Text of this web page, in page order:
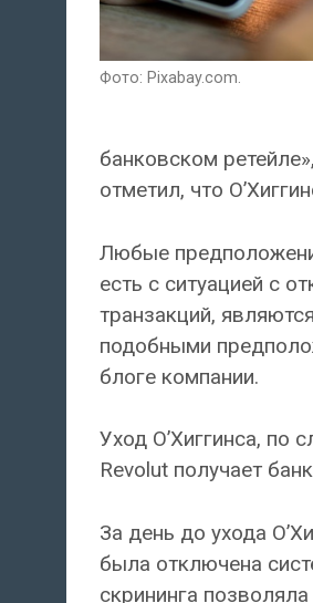
Фото: Pixabay.com.
банковском
отметил, что
Любые
есть с ситуацией с
транзакций,
подобными
блоге компании.
Уход О’Хиггинса, по
Revolut получает
За день до ухода
была отключена
скрининга